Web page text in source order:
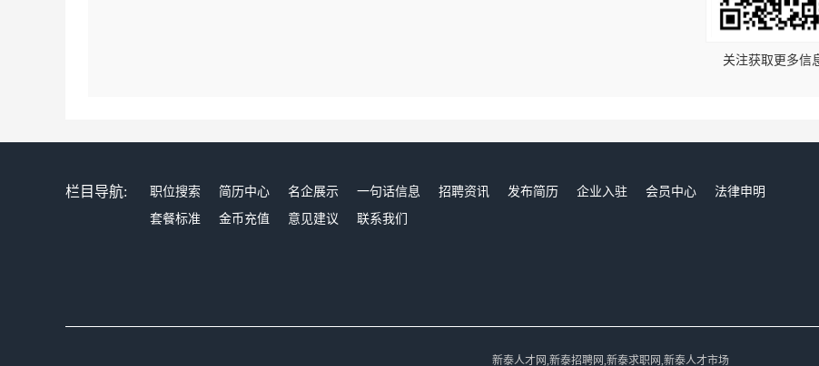
关注获取更多信
栏目导航: 职位搜索 简历中心 名企展示 一句话信息 招聘资讯 发布简历 企业入驻 会员中心
法律申明
套餐标准
金币充值 意见建议 联系我们
新泰人才网,新泰招聘网,新泰求职网,新泰人才市场